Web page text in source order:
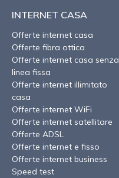
INTERNET CASA
Offerte internet casa
Offerte fibra ottica
Offerte internet casa senza
linea fissa
Offerte internet illimitato
casa
Offerte internet WiFi
Offerte internet satellitare
Offerte ADSL
Offerte internet e fisso
Offerte internet business
Speed test